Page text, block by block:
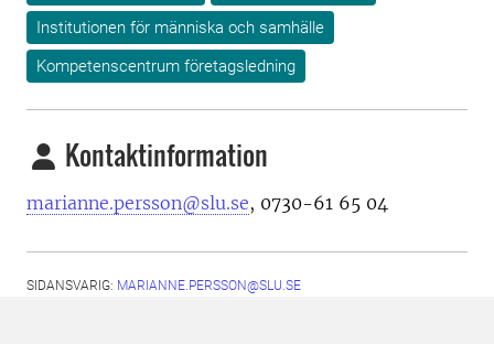
Institutionen för människa och samhälle
Kompetenscentrum företagsledning
Kontaktinformation
marianne.persson@slu.se, 0730-61 65 04
SIDANSVARIG: MARIANNE.PERSSON@SLU.SE